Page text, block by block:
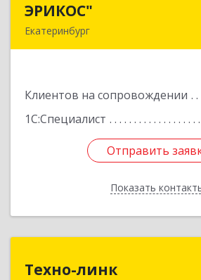
ЭРИКОС"
Екатеринбург
Клиентов на сопровождении
1С:Специалист
Отправить
Показать
Отправить
Назад
Техно-линк